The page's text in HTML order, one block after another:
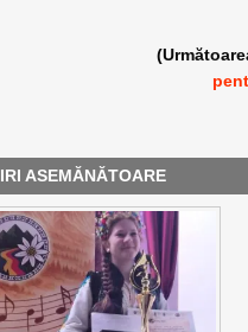
ASEMĂNĂTOARE